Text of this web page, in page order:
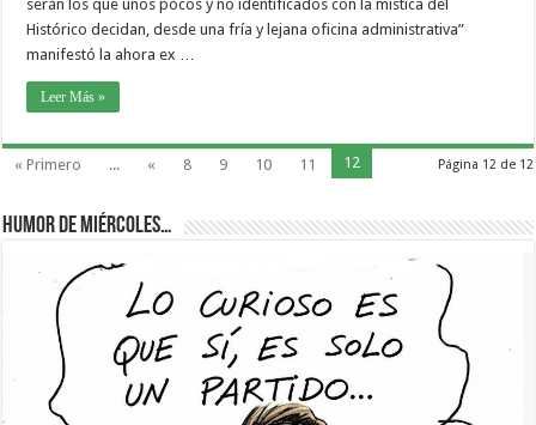
serán los que unos pocos y no identificados con la mística del
Histórico decidan, desde una fría y lejana oficina administrativa”
manifestó la ahora ex …
Leer Más »
Página 12 de 12
« Primero ... « 8 9 10 11 12
Humor de Miércoles…